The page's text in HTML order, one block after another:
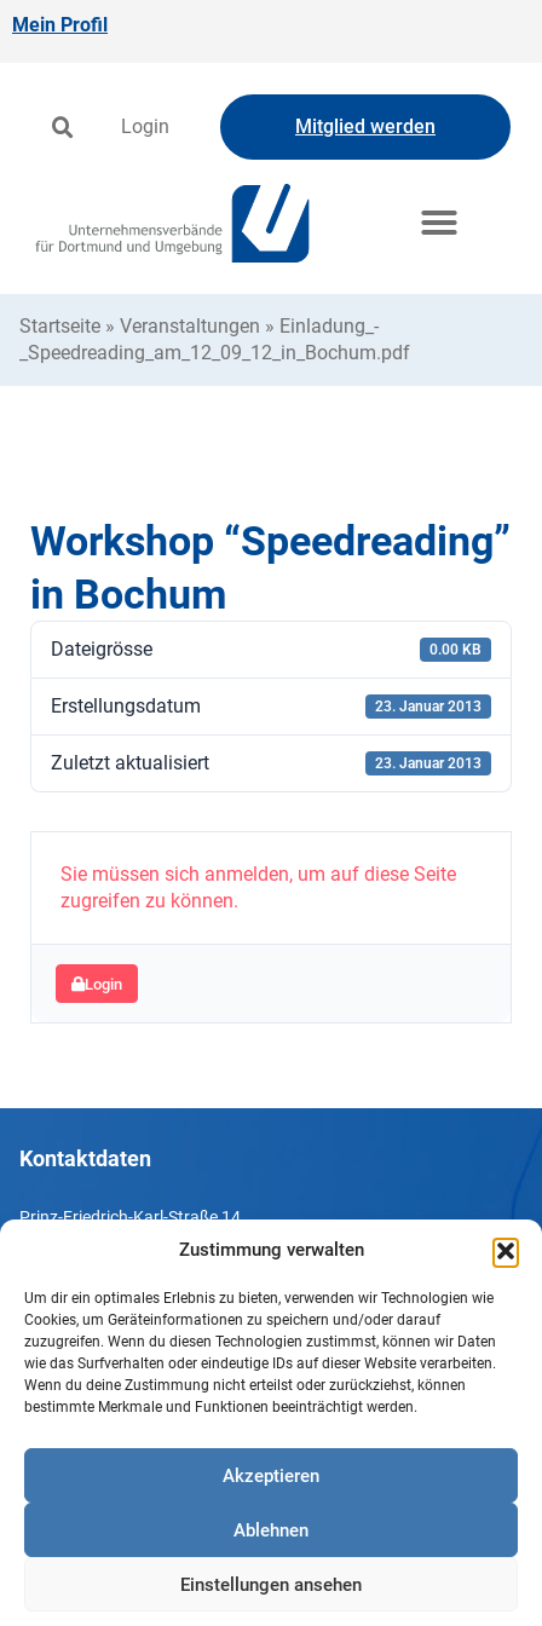
Zustimmung verwalten
Um dir ein optimales Erlebnis zu bieten, verwenden wir Technologien wie
Cookies, um Geräteinformationen zu speichern und/oder darauf
zuzugreifen. Wenn du diesen Technologien zustimmst, können wir Daten
wie das Surfverhalten oder eindeutige IDs auf dieser Website verarbeiten.
Wenn du deine Zustimmung nicht erteilst oder zurückziehst, können
bestimmte Merkmale und Funktionen beeinträchtigt werden.
Akzeptieren
Ablehnen
Einstellungen ansehen
Mein Profil
Login Mitglied werden
Startseite » Veranstaltungen » Einladung_-
_Speedreading_am_12_09_12_in_Bochum.pdf
Workshop “Speedreading”
in Bochum
Dateigrösse 0.00 KB
Erstellungsdatum 23. Januar 2013
Zuletzt aktualisiert 23. Januar 2013
Sie müssen sich anmelden, um auf diese Seite
zugreifen zu können.
Login
Kontaktdaten
Prinz-Friedrich-Karl-Straße 14
Tel. +49 231 952052-10
Fax +49 231 952052-60
e-Mail info@uv-do.de
Internet www.uv-do.de
Impressum